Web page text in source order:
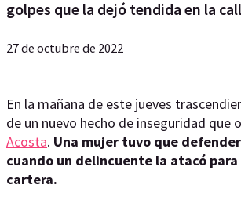
golpes que la dejó tendida en la
27 de octubre de 2022
En la mañana de este jueves
de un nuevo hecho de inseguridad que
Acosta. Una mujer tuvo que
cuando un delincuente la atacó
cartera.